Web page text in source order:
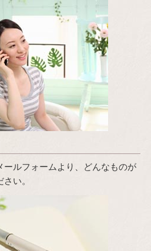
ールフォームより、どんなものが
い。